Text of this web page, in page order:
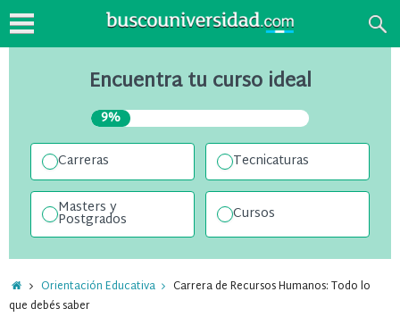
Encuentra tu curso ideal
9%
Carreras
Tecnicaturas
Masters y
Postgrados Cursos
Orientación Educativa
Carrera de Recursos Humanos: Todo lo
que debés saber